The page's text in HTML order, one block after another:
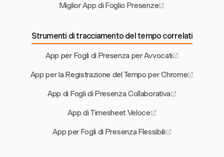
Miglior App di Foglio Presenze
Strumenti di tracciamento del tempo correlati
App per Fogli di Presenza per Avvocati
App per la Registrazione del Tempo per Chrome
App di Fogli di Presenza Collaborativa
App di Timesheet Veloce
App per Fogli di Presenza Flessibili